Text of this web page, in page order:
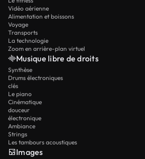
Vidéo aérienne
Alimentation et boissons
Voyage
Transports
La technologie
Zoom en arrière-plan virtuel
Musique libre de droits
Synthèse
Drums électroniques
clés
Le piano
Cinématique
douceur
électronique
Ambiance
Strings
Les tambours acoustiques
Images